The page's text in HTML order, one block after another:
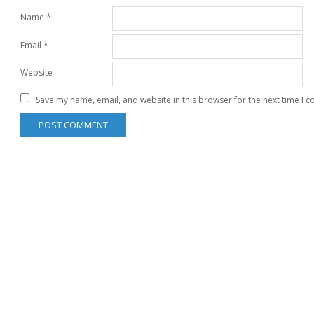
Name *
Email *
Website
Save my name, email, and website in this browser for the next time I